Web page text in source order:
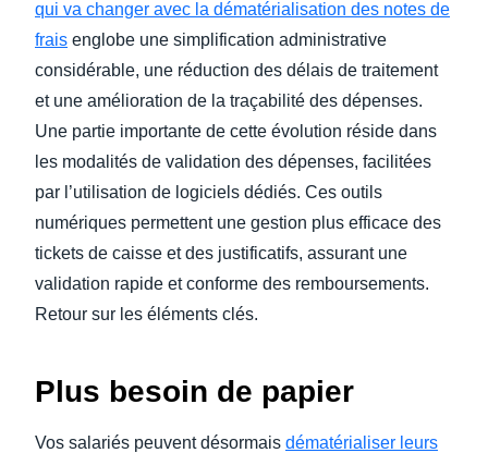
qui va changer avec la dématérialisation des notes de
frais englobe une simplification administrative
considérable, une réduction des délais de traitement
et une amélioration de la traçabilité des dépenses.
Une partie importante de cette évolution réside dans
les modalités de validation des dépenses, facilitées
par l’utilisation de logiciels dédiés. Ces outils
numériques permettent une gestion plus efficace des
tickets de caisse et des justificatifs, assurant une
validation rapide et conforme des remboursements.
Retour sur les éléments clés.
Plus besoin de papier
Vos salariés peuvent désormais dématérialiser leurs